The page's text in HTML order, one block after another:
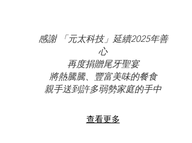
感謝 「元太科技」延續2025年善
心
再度捐贈尾牙聖宴
將熱騰騰、豐富美味的餐食
親手送到許多弱勢家庭的手中
查看更多